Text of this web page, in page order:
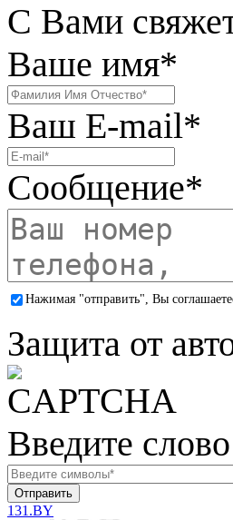
С Вами
Ваше имя*
Ваш E-mail*
Сообщение*
Нажимая "отправить", Вы
Защита от
Введите
131.BY